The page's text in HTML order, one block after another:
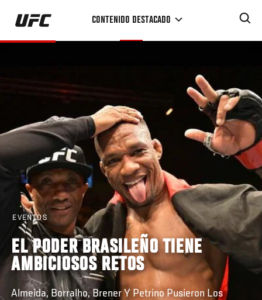
Pasar
contenido
CONTENIDO DESTACADO
EVENTOS
EL PODER BRASILEÑO TIENE
AMBICIOSOS RETOS
Almeida, Borralho, Brener Y Petrino Pusieron Los